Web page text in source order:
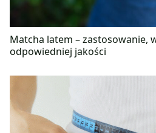
Matcha latem – zastosowanie,
odpowiedniej jakości